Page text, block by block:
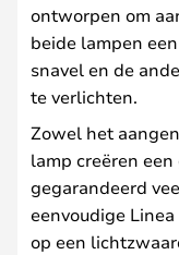
ontworpen om
beide lampen
snavel en de
te verlichten.
Zowel het
lamp creëren
gegarandeerd
eenvoudige
op een